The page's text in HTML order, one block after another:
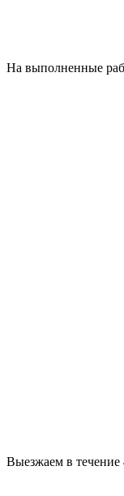
На выполненные
Выезжаем в течение